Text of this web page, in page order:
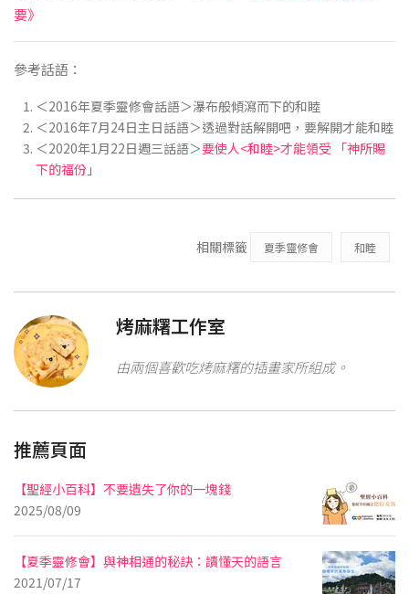
要》
參考話語：
＜2016年夏季靈修會話語＞瀑布般傾瀉而下的和睦
＜2016年7月24日主日話語＞透過對話解開吧，要解開才能和睦
＜2020年1月22日週三話語＞要使人<和睦>才能領受 「神所賜
下的福份」
相關標籤 夏季靈修會 和睦
烤麻糬工作室
由兩個喜歡吃烤麻糬的插畫家所組成。
推薦頁面
【聖經小百科】不要遺失了你的一塊錢
2025/08/09
【夏季靈修會】與神相通的秘訣：讀懂天的語言
2021/07/17